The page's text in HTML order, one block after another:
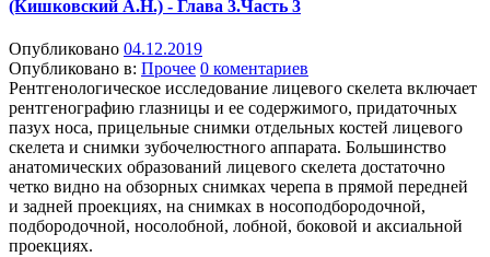
(Кишковский А.Н.) - Глава 3.Часть 3
Опубликовано 04.12.2019
Опубликовано в: Прочее 0 коментариев
Рентгенологическое исследование лицевого скелета включает
рентгенографию глазницы и ее содержимого, придаточных
пазух носа, прицельные снимки отдельных костей лицевого
скелета и снимки зубочелюстного аппарата. Большинство
анатомических образований лицевого скелета достаточно
четко видно на обзорных снимках черепа в прямой передней
и задней проекциях, на снимках в носоподбородочной,
подбородочной, носолобной, лобной, боковой и аксиальной
проекциях.